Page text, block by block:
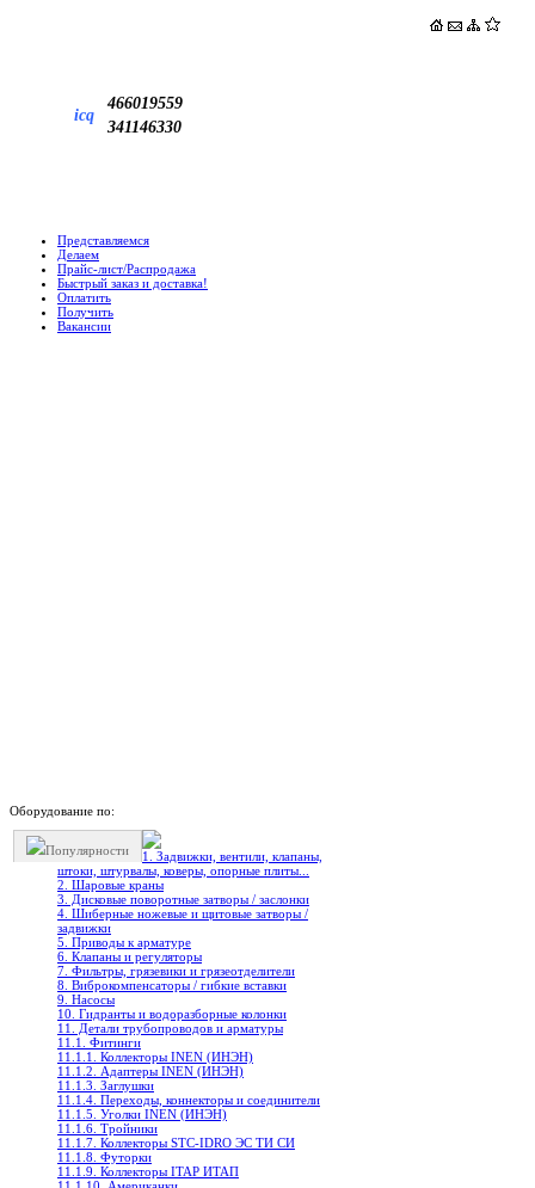
icq
466019559
341146330
Представляемся
Делаем
Прайс-лист/Распродажа
Быстрый заказ и доставка!
Оплатить
Получить
Вакансии
Оборудование по:
Популярности
1. Задвижки, вентили, клапаны,
штоки, штурвалы, коверы, опорные плиты...
2. Шаровые краны
3. Дисковые поворотные затворы / заслонки
4. Шиберные ножевые и щитовые затворы /
задвижки
5. Приводы к арматуре
6. Клапаны и регуляторы
7. Фильтры, грязевики и грязеотделители
8. Виброкомпенсаторы / гибкие вставки
9. Насосы
10. Гидранты и водоразборные колонки
11. Детали трубопроводов и арматуры
11.1. Фитинги
11.1.1. Коллекторы INEN (ИНЭН)
11.1.2. Адаптеры INEN (ИНЭН)
11.1.3. Заглушки
11.1.4. Переходы, коннекторы и соединители
11.1.5. Уголки INEN (ИНЭН)
11.1.6. Тройники
11.1.7. Коллекторы STC-IDRO ЭС ТИ СИ
11.1.8. Футорки
11.1.9. Коллекторы ITAP ИТАП